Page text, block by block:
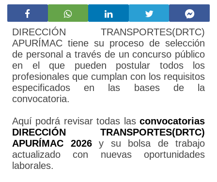
DIRECCIÓN TRANSPORTES(DRTC)
APURÍMAC tiene su proceso de selección
de personal a través de un concurso público
en el que pueden postular todos los
profesionales que cumplan con los requisitos
especificados en las bases de la
convocatoria.
Aquí podrá revisar todas las convocatorias
DIRECCIÓN TRANSPORTES(DRTC)
APURÍMAC 2026y su bolsa de trabajo
actualizado con nuevas oportunidades
laborales.